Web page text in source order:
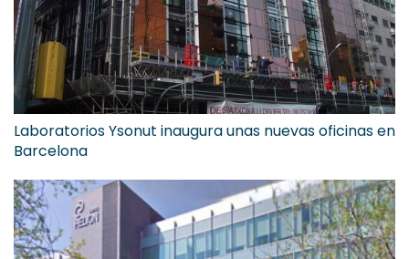
Laboratorios Ysonut inaugura unas nuevas oficinas en
Barcelona